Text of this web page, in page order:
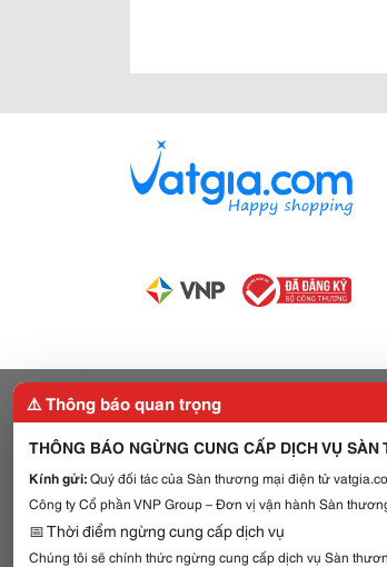
⚠️ Thông báo quan trọng
THÔNG BÁO NGỪNG CUNG CẤP DỊCH VỤ
Kính gửi:Quý đối tác của Sàn thương mại điện tử
Công ty Cổ phần VNP Group – Đơn vị vận hành Sàn
📅 Thời điểm ngừng cung cấp dịch vụ
Chúng tôi sẽ chính thức ngừng cung cấp dịch vụ Sàn